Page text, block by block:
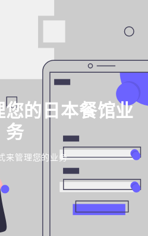
的日本餐馆业
务
来管理您的业务